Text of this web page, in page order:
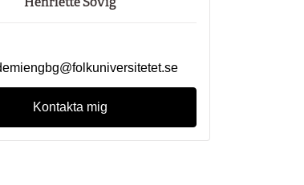
Kontakta mig